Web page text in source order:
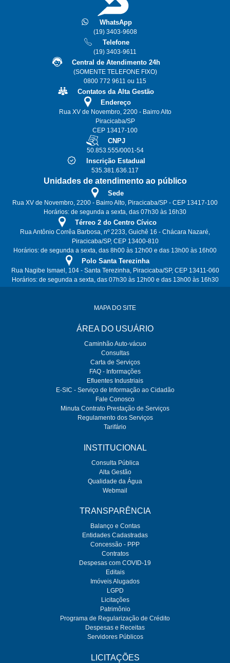
WhatsApp
(19) 3403-9608
Telefone
(19) 3403-9611
Central de Atendimento 24h
(SOMENTE TELEFONE FIXO)
0800 772 9611 ou 115
Contatos da Alta Gestão
Endereço
Rua XV de Novembro, 2200 - Bairro Alto
Piracicaba/SP
CEP 13417-100
CNPJ
50.853.555/0001-54
Inscrição Estadual
535.381.636.117
Unidades de atendimento ao público
Sede
Rua XV de Novembro, 2200 - Bairro Alto, Piracicaba/SP - CEP 13417-100
Horários: de segunda a sexta, das 07h30 às 16h30
Térreo 2 do Centro Cívico
Rua Antônio Corrêa Barbosa, nº 2233, Guichê 16 - Chácara Nazaré,
Piracicaba/SP, CEP 13400-810
Horários: de segunda a sexta, das 8h00 às 12h00 e das 13h00 às 16h00
Polo Santa Terezinha
Rua Nagibe Ismael, 104 - Santa Terezinha, Piracicaba/SP, CEP 13411-060
Horários: de segunda a sexta, das 07h30 às 12h00 e das 13h00 às 16h30
MAPA DO SITE
ÁREA DO USUÁRIO
Caminhão Auto-vácuo
Consultas
Carta de Serviços
FAQ - Informações
Efluentes Industriais
E-SIC - Serviço de Informação ao Cidadão
Fale Conosco
Minuta Contrato Prestação de Serviços
Regulamento dos Serviços
Tarifário
INSTITUCIONAL
Consulta Pública
Alta Gestão
Qualidade da Água
Webmail
TRANSPARÊNCIA
Balanço e Contas
Entidades Cadastradas
Concessão - PPP
Contratos
Despesas com COVID-19
Editais
Imóveis Alugados
LGPD
Licitações
Patrimônio
Programa de Regularização de Crédito
Despesas e Receitas
Servidores Públicos
LICITAÇÕES